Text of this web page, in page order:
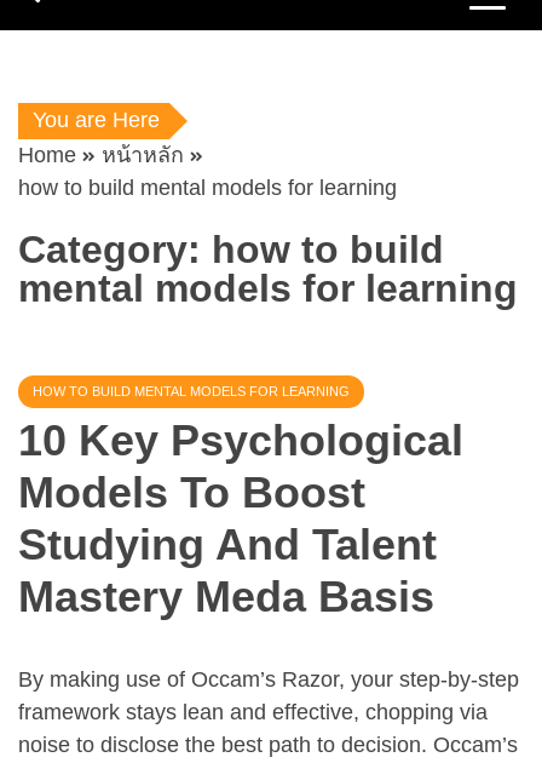
You are Here
Home
หน้าหลัก
how to build mental models for learning
Category: how to build
mental models for learning
HOW TO BUILD MENTAL MODELS FOR LEARNING
10 Key Psychological
Models To Boost
Studying And Talent
Mastery Meda Basis
By making use of Occam’s Razor, your step-by-step
framework stays lean and effective, chopping via
noise to disclose the best path to decision. Occam’s